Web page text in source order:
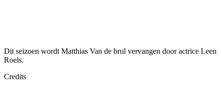
Dit seizoen wordt Matthias Van de brul vervangen door actrice Leen
Roels.
Credits